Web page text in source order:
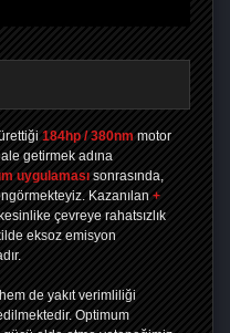
184hp / 380nm motor
getirmek adına
uygulaması sonrasında,
Kazanılan +
çevreye rahatsızlık
eksoz emisyon
hem de yakıt verimliliği
Optimum